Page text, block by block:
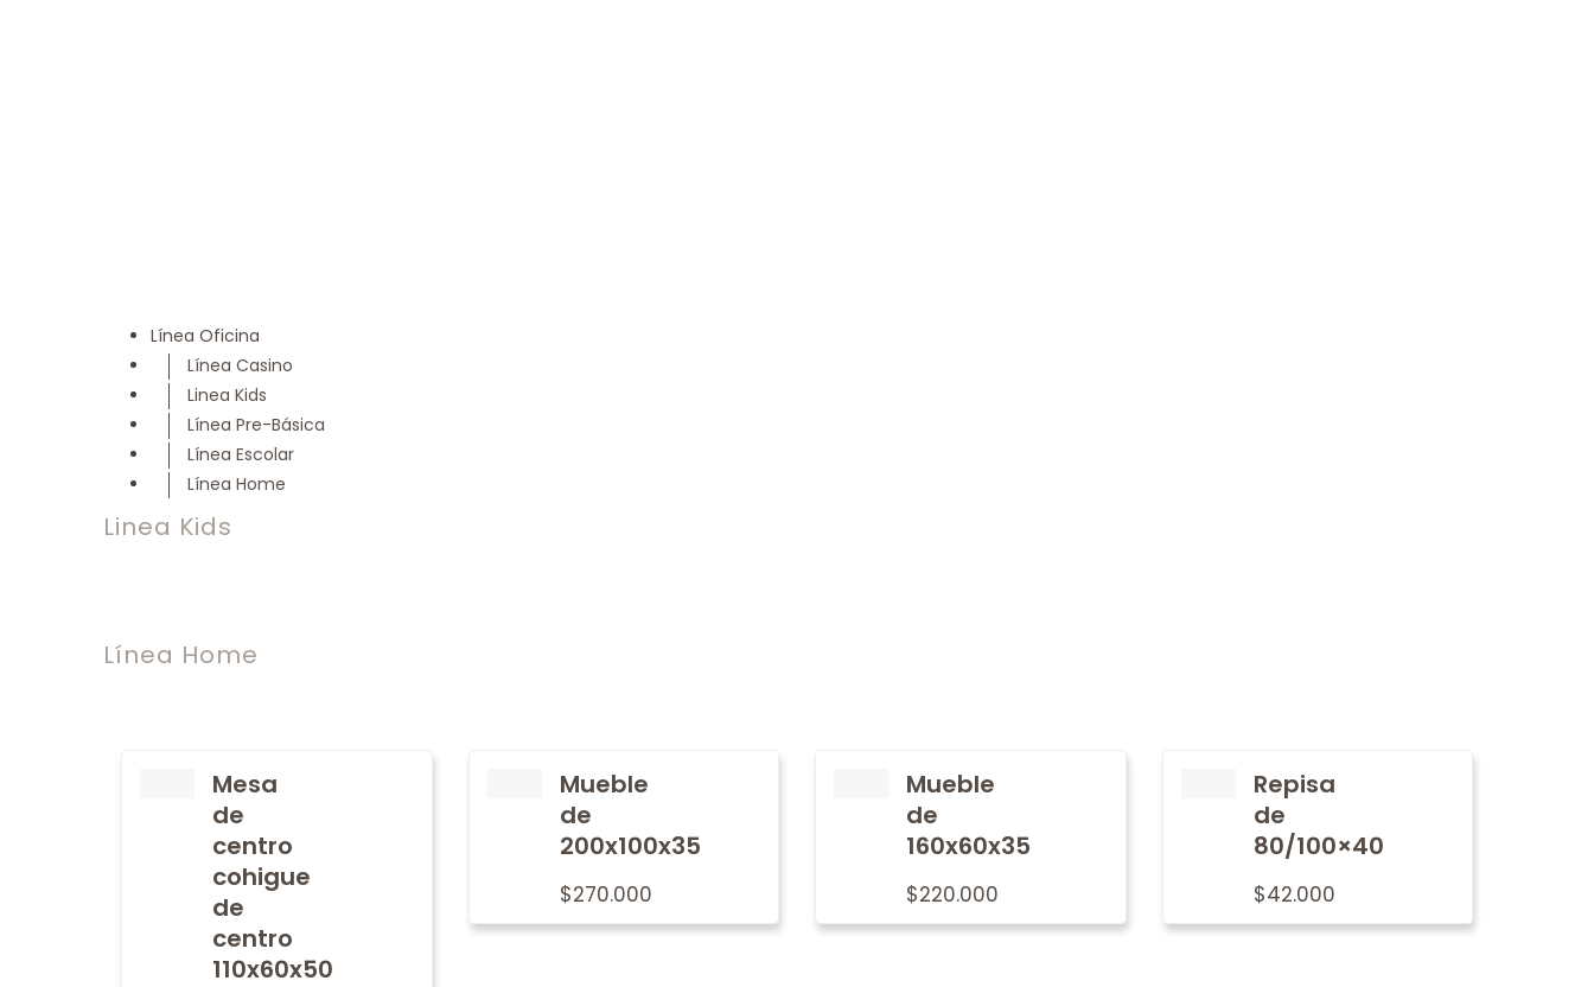
Línea Oficina
Línea Casino
Linea Kids
Línea Pre-Básica
Línea Escolar
Línea Home
Linea Kids
Línea Home
Mesa
de
centro
cohigue
de
centro
110x60x50
Mueble
de
200x100x35
$270.000
Mueble
de
160x60x35
$220.000
Repisa
de
80/100×40
$42.000